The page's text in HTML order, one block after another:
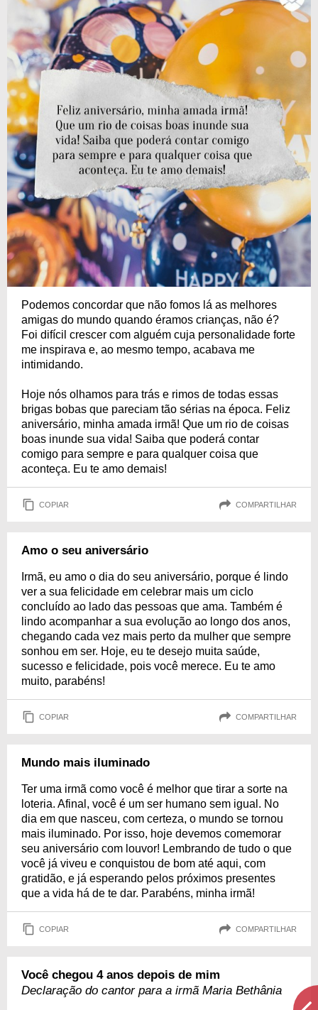
Podemos concordar que não fomos lá as melhores
amigas do mundo quando éramos crianças, não é?
Foi difícil crescer com alguém cuja personalidade forte
me inspirava e, ao mesmo tempo, acabava me
intimidando.
Hoje nós olhamos para trás e rimos de todas essas
brigas bobas que pareciam tão sérias na época. Feliz
aniversário, minha amada irmã! Que um rio de coisas
boas inunde sua vida! Saiba que poderá contar
comigo para sempre e para qualquer coisa que
aconteça. Eu te amo demais!
COPIAR COMPARTILHAR
Amo o seu aniversário
Irmã, eu amo o dia do seu aniversário, porque é lindo
ver a sua felicidade em celebrar mais um ciclo
concluído ao lado das pessoas que ama. Também é
lindo acompanhar a sua evolução ao longo dos anos,
chegando cada vez mais perto da mulher que sempre
sonhou em ser. Hoje, eu te desejo muita saúde,
sucesso e felicidade, pois você merece. Eu te amo
muito, parabéns!
COPIAR COMPARTILHAR
Mundo mais iluminado
Ter uma irmã como você é melhor que tirar a sorte na
loteria. Afinal, você é um ser humano sem igual. No
dia em que nasceu, com certeza, o mundo se tornou
mais iluminado. Por isso, hoje devemos comemorar
seu aniversário com louvor! Lembrando de tudo o que
você já viveu e conquistou de bom até aqui, com
gratidão, e já esperando pelos próximos presentes
que a vida há de te dar. Parabéns, minha irmã!
COPIAR COMPARTILHAR
Você chegou 4 anos depois de mim
Declaração do cantor para a irmã Maria Bethânia